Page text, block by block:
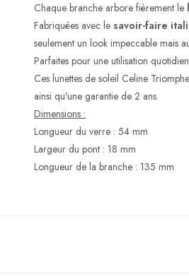
Chaque branche arbore fièrement le
Fabriquées avec le savoir-faire
seulement un look impeccable mais
Parfaites pour une utilisation
Ces lunettes de soleil Celine
ainsi qu'une garantie de 2 ans.
Dimensions :
Longueur du verre : 54 mm
Largeur du pont : 18 mm
Longueur de la branche : 135 mm